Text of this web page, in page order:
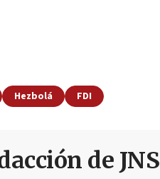
Hezbolá FDI
de JNS